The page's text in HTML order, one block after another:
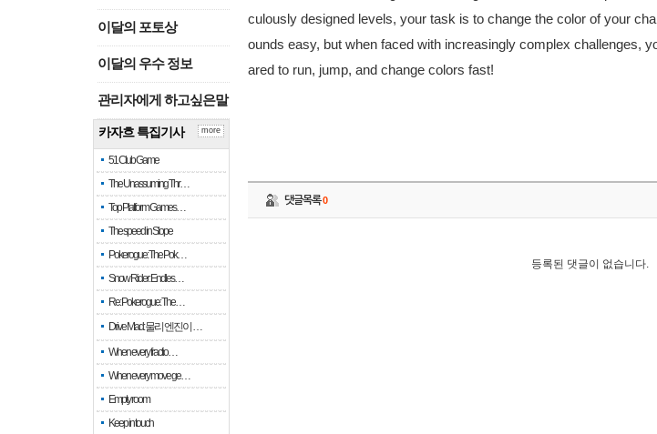
이달의 포토상
이달의 우수 정보
관리자에게 하고싶은말
카자흐 특집기사
51 Club Game
The Unassuming Thr…
Top Platform Games…
The speed in Slope
Pokerogue: The Pok…
Snow Rider: Endles…
Re: Pokerogue: The…
Drive Mad: 물리 엔진이 …
When every fractio…
When every move ge…
Empty room
Keep in touch
more
culously designed levels, your task is to change the color of your
ounds easy, but when faced with increasingly complex challenges,
ared to run, jump, and change colors fast!
댓글목록0
등록된 댓글이 없습니다.